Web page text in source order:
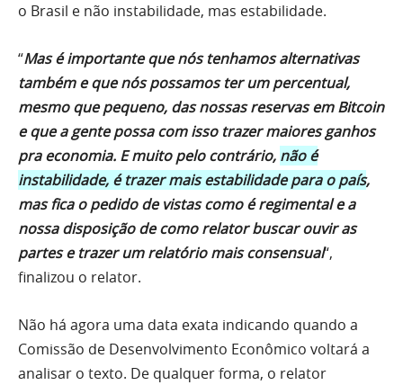
o Brasil e não instabilidade, mas estabilidade.
“Mas é importante que nós tenhamos alternativas
também e que nós possamos ter um percentual,
mesmo que pequeno, das nossas reservas em Bitcoin
e que a gente possa com isso trazer maiores ganhos
pra economia. E muito pelo contrário, não é
instabilidade, é trazer mais estabilidade para o país,
mas fica o pedido de vistas como é regimental e a
nossa disposição de como relator buscar ouvir as
partes e trazer um relatório mais consensual“,
finalizou o relator.
Não há agora uma data exata indicando quando a
Comissão de Desenvolvimento Econômico voltará a
analisar o texto. De qualquer forma, o relator